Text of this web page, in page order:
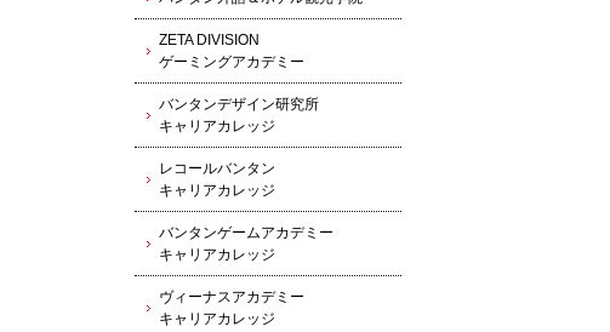
ZETA DIVISION
ゲーミングアカデミー
バンタンデザイン研究所
キャリアカレッジ
レコールバンタン
キャリアカレッジ
バンタンゲームアカデミー
キャリアカレッジ
ヴィーナスアカデミー
キャリアカレッジ